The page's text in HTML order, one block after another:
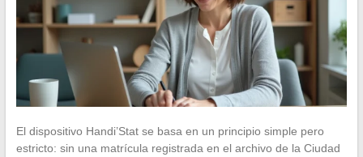
El dispositivo Handi’Stat se basa en un principio simple pero
estricto: sin una matrícula registrada en el archivo de la Ciudad